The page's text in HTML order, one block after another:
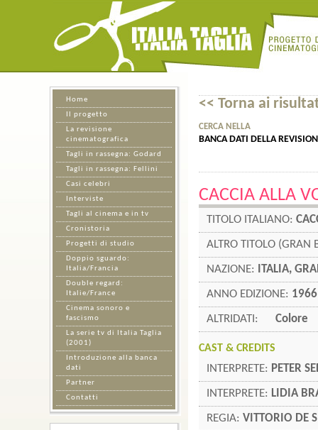
<< Torna ai
CERCA NELLA
BANCA DATI DELLA
CACCIA ALLA
TITOLO ITALIANO:
ALTRO TITOLO (GRAN
NAZIONE: ITALIA,
ANNO EDIZIONE: 1966
ALTRIDATI: Colore
CAST & CREDITS
INTERPRETE: PETER
INTERPRETE: LIDIA
REGIA:VITTORIO DE
Home
Il progetto
La revisione
cinematografica
Tagli in rassegna: Godard
Tagli in rassegna: Fellini
Casi celebri
Interviste
Tagli al cinema e in tv
Cronistoria
Progetti di studio
Doppio sguardo:
Italia/Francia
Double regard:
Italie/France
Cinema sonoro e
fascismo
La serie tv di Italia Taglia
(2001)
Introduzione alla banca
dati
Partner
Contatti